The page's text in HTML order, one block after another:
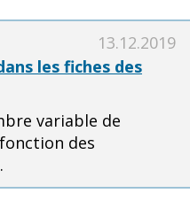
les fiches des
13.12.2019
variable de
des